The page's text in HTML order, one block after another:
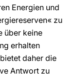
Energien und
zu
über keine
erhalten
daher die
Antwort zu